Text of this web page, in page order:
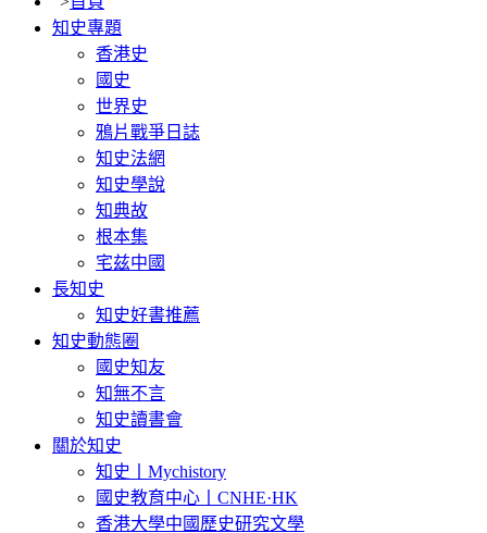
知史專題
香港史
國史
世界史
鴉片戰爭日誌
知史法網
知史學說
知典故
根本集
宅兹中國
長知史
知史好書推薦
知史動態圈
國史知友
知無不言
知史讀書會
關於知史
知史丨Mychistory
國史教育中心丨CNHE·HK
香港大學中國歷史研究文學